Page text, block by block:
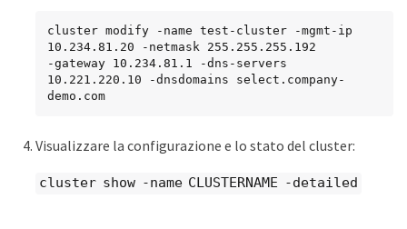
cluster modify -name test-cluster -mgmt-ip
10.234.81.20 -netmask 255.255.255.192
-gateway 10.234.81.1 -dns-servers
10.221.220.10 -dnsdomains select.company-
demo.com
Visualizzare la configurazione e lo stato del cluster:
cluster show -name CLUSTERNAME -detailed